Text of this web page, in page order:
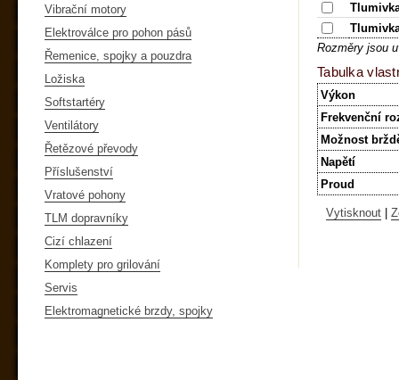
Vibrační motory
Elektroválce pro pohon pásů
Řemenice, spojky a pouzdra
Ložiska
Softstartéry
Ventilátory
Řetězové převody
Příslušenství
Vratové pohony
TLM dopravníky
Cizí chlazení
Komplety pro grilování
Servis
Elektromagnetické brzdy, spojky
Rozměry jsou
Tabulka
Výkon
Frekvenční
Možnost
Napětí
Proud
Vytisknout